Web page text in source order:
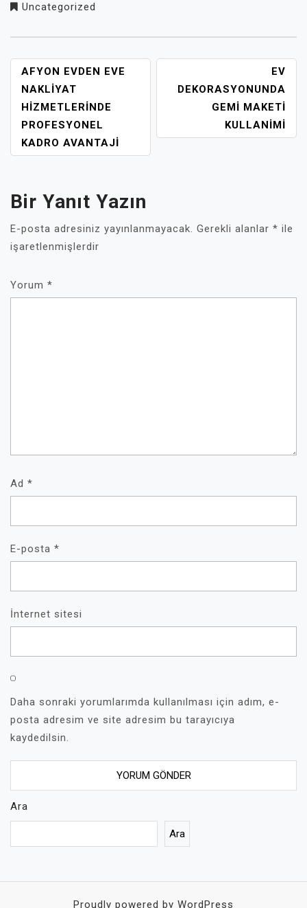
Uncategorized
YAZI
GEZINMESI
AFYON EVDEN EVE
NAKLIYAT
HIZMETLERINDE
PROFESYONEL
KADRO AVANTAJI
EV
DEKORASYONUNDA
GEMI MAKETI
KULLANIMI
Bir Yanıt Yazın
E-posta adresiniz yayınlanmayacak. Gerekli alanlar * ile
işaretlenmişlerdir
Yorum *
Ad *
E-posta *
İnternet sitesi
Daha sonraki yorumlarımda kullanılması için adım, e-
posta adresim ve site adresim bu tarayıcıya
kaydedilsin.
Ara
Ara
Proudly powered by WordPress